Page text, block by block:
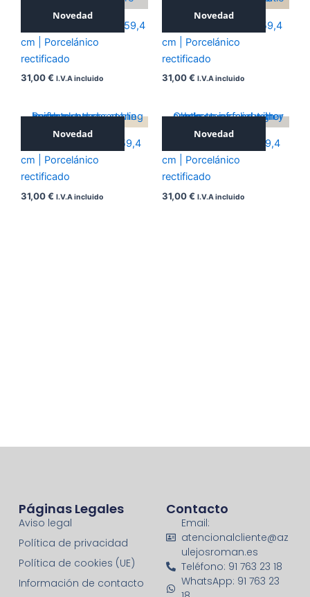
Novedad
ICONIC SILVER 59,4×59,4
cm | Porcelánico
rectificado
31,00€ I.V.A incluido
Novedad
ICONIC NOCE 59,4×59,4
cm | Porcelánico
rectificado
31,00€ I.V.A incluido
Novedad
ICONIC BEIGE 59,4×59,4
cm | Porcelánico
rectificado
31,00€ I.V.A incluido
Novedad
ICONIC GREY 59,4×59,4
cm | Porcelánico
rectificado
31,00€ I.V.A incluido
Páginas Legales
Aviso legal
Política de privacidad
Política de cookies (UE)
Información de contacto
Contacto
Email:
atencionalcliente@az
ulejosroman.es
Teléfono: 91 763 23 18
WhatsApp: 91 763 23